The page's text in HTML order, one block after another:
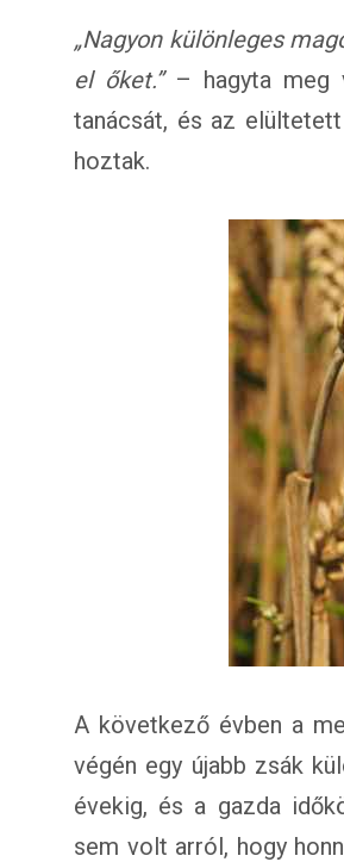
„Nagyon különleges
el őket.”– hagyta meg
tanácsát, és az
hoztak.
A következő évben a
végén egy újabb zsák
évekig, és a gazda
sem volt arról, hogy